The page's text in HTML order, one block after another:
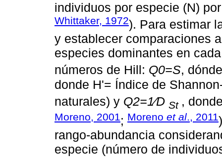
individuos por especie (N)
Whittaker, 1972). Para estimar
y establecer comparaciones
especies dominantes en
números de Hill: Q0=S,
donde H'= Índice de
naturales) y Q2=1⁄D St ,
Moreno, 2001; Moreno et al., 2011
rango-abundancia
especie (número de